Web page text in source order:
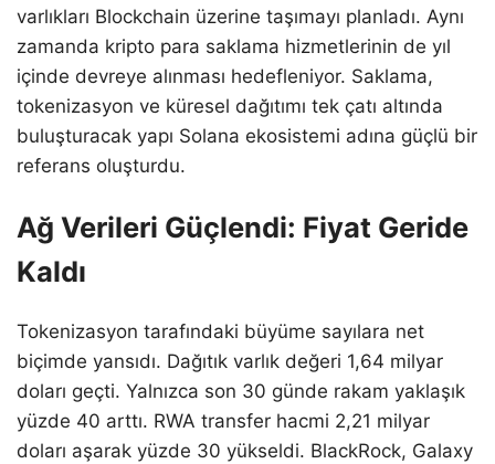
varlıkları Blockchain üzerine taşımayı planladı. Aynı
zamanda kripto para saklama hizmetlerinin de yıl
içinde devreye alınması hedefleniyor. Saklama,
tokenizasyon ve küresel dağıtımı tek çatı altında
buluşturacak yapı Solana ekosistemi adına güçlü bir
referans oluşturdu.
Ağ Verileri Güçlendi: Fiyat Geride
Kaldı
Tokenizasyon tarafındaki büyüme sayılara net
biçimde yansıdı. Dağıtık varlık değeri 1,64 milyar
doları geçti. Yalnızca son 30 günde rakam yaklaşık
yüzde 40 arttı. RWA transfer hacmi 2,21 milyar
doları aşarak yüzde 30 yükseldi. BlackRock, Galaxy